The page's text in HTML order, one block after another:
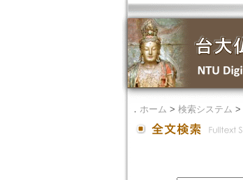
． ホーム > 検索システム >